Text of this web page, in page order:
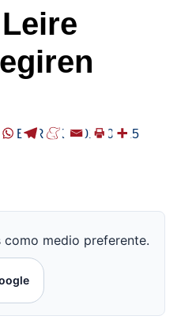
,HERRIAK /2018-02-15
como medio preferente.